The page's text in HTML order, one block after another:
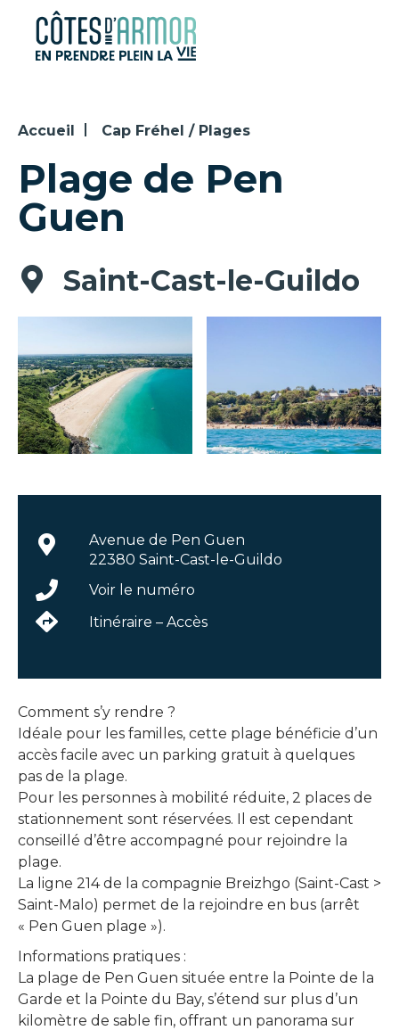
Panneau de gestion des cookies
Accueil Cap Fréhel / Plages
Plage de Pen
Guen
Saint-Cast-le-Guildo
Comment s’y rendre ?
Idéale pour les familles, cette plage bénéficie d’un
accès facile avec un parking gratuit à quelques
pas de la plage.
Pour les personnes à mobilité réduite, 2 places de
stationnement sont réservées. Il est cependant
conseillé d’être accompagné pour rejoindre la
plage.
La ligne 214 de la compagnie Breizhgo (Saint-Cast >
Saint-Malo) permet de la rejoindre en bus (arrêt
« Pen Guen plage »).
Informations pratiques :
La plage de Pen Guen située entre la Pointe de la
Garde et la Pointe du Bay, s’étend sur plus d’un
kilomètre de sable fin, offrant un panorama sur
Avenue de Pen Guen
22380 Saint-Cast-le-Guildo
Voir le numéro
Itinéraire – Accès